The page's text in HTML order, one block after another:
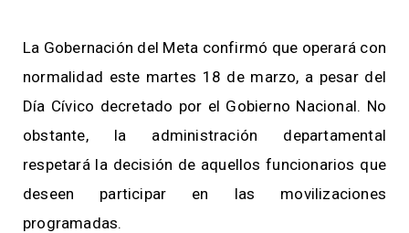
La Gobernación del Meta confirmó que operará con
normalidad este martes 18 de marzo, a pesar del
Día Cívico decretado por el Gobierno Nacional. No
obstante, la administración departamental
respetará la decisión de aquellos funcionarios que
deseen participar en las movilizaciones
programadas.